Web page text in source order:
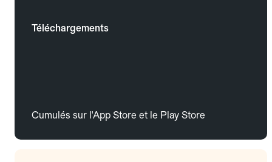
Téléchargements
Cumulés sur l'App Store et le Play Store